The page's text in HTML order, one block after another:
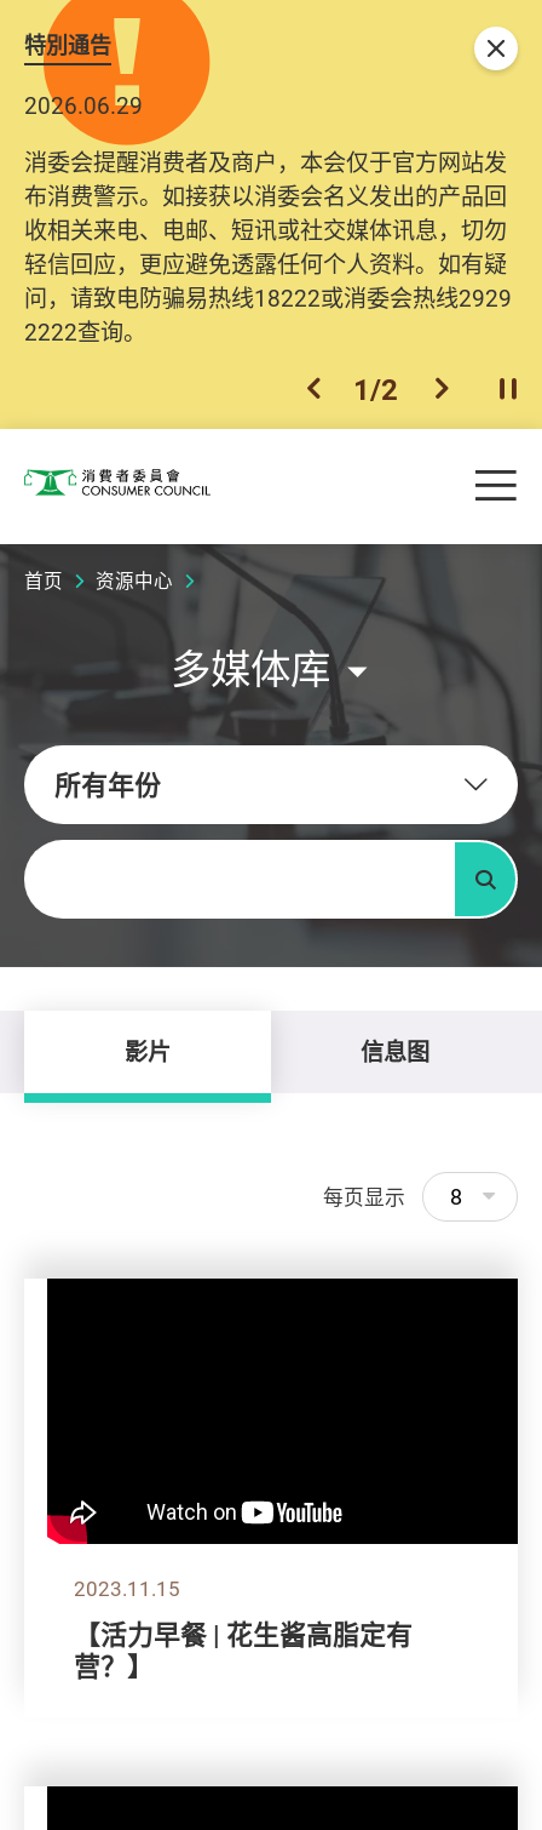
特別通告
2026.06.29
消委会提醒消费者及商户，本会仅于官方网站发
布消费警示。如接获以消委会名义发出的产品回
收相关来电、电邮、短讯或社交媒体讯息，切勿
轻信回应，更应避免透露任何个人资料。如有疑
问，请致电防骗易热线18222或消委会热线2929
2222查询。
2025.10.31
为提升使用者体验及网络安全，本会的投诉处理
系统已经进行升级及推出新功能。由2025年11月
10日起，消费者需要提供基本联络资料（包括姓
名、电邮及电话）注册帐户，才可提交投诉、查
询及建议。所有提交纪录将清晰整合于帐户中，
方便日后作出跟进。
上一个
2/2 下一个开
关闭
消费者委员会 目
首页 资源中心
多媒体库
所有年份
关键字
搜寻
影片 信息图
每页显示 8
2023.11.15
【活力早餐 | 花生酱高脂定有
营？】